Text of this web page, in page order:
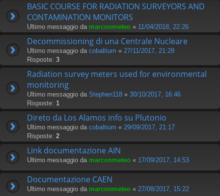
BASIC COURSE FOR RADIATION SURVEYORS AND
CONTAMINATION MONITORS
Ultimo messaggio da marconmeteo « 11/04/2018, 22:26
Decommissioning di una Centrale Nucleare
Ultimo messaggio da cobaltium « 27/11/2017, 21:28
Risposte: 3
Radiation survey meters used for environmental
monitoring
Ultimo messaggio da Stephen118 « 30/10/2017, 16:46
Risposte: 1
Direto da Los Alamos info su Plutonio
Ultimo messaggio da cobaltium « 29/09/2017, 21:17
Risposte: 2
Link documentazione AIN
Ultimo messaggio da marconmeteo « 17/09/2017, 14:53
Documentazione CAEN
Ultimo messaggio da marconmeteo « 27/08/2017, 15:22